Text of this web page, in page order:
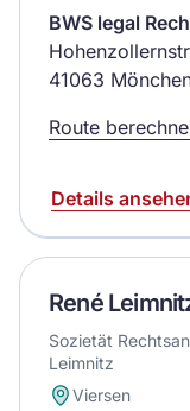
BWS legal
41063
Route
Details
René
Sozietät
Leimnitz
Viersen